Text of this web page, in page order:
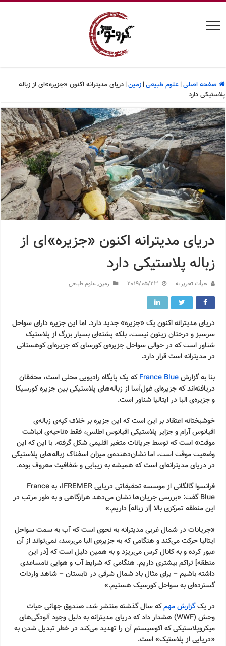
صفحه اصلی| علوم طبیعی| زمین| دریای مدیترانه اکنون «جزیره»ای از زباله
پلاستیکی دارد
دریای مدیترانه اکنون «جزیره»ای از
زباله پلاستیکی دارد
هیأت تحریریه 2019/05/23 زمین,علوم طبیعی
دریای مدیترانه اکنون یک «جزیره» جدید دارد. اما این جزیره دارای سواحل
سرسبز و درختان زیتون نیست، بلکه پشته‌ای بسیار بزرگ از پلاستیک
شناور است که در حوالی سواحل جزیره‌ی کورسای که جزیره‌ای کوهستانی
در مدیترانه است قرار دارد.
بنا به گزارشFrance Blueکه یک پایگاه رادیویی محلی است، محققان
دریافته‌اند که جزیره‌ای غول‌آسا از زباله‌های پلاستیکی بین جزیره کورسیکا
و جزیره‌ی البا در ایتالیا شناور است.
خوشبختانه اعتقاد بر این است که این جزیره بر خلاف کپه‌ی زباله‌ی
اقیانوس آرام و جزایر پلاستیكی اقیانوس اطلس، فقط «ناحیه‌ی انباشت
موقت» است كه توسط جریانات متغیر اقلیمی شکل گرفته. با این که این
وضعیت موقت است، اما نشان‌دهنده‌ی میزان اسفناک زباله‌های پلاستیکی
در دریای مدیترانه‌ای است که همیشه به زیبایی و شفافیت معروف بوده.
فرانسوا گالگانی از موسسه تحقیقاتی دریایی IFREMER، به France
Blue گفت: «بررسی جریان‌ها نشان می‌دهد هرازگاهی و به طور مرتب در
این منطقه تمرکزی بالا [از زباله] داریم.»
«جریانات در شمال غربی مدیترانه به نحوی است که آب به سمت سواحل
ایتالیا حرکت می‌کند و هنگامی که به جزیره‌ی البا می‌رسد، نمی‌تواند از آن
عبور کرده و به کانال کرس می‌ریزد و به همین دلیل است که [در این
منطقه] تراکم بیشتری داریم. هنگامی که شرایط آب و هوایی نامساعدی
داشته باشیم – برای مثال باد شمال شرقی در تابستان – شاهد واردات
گسترده‌ای به سواحل کورسیک هستیم.»
در یکگزارش مهمکه سال گذشته منتشر شد، صندوق جهانی حیات
وحش (WWF) هشدار داد که دریای مدیترانه به دلیل وجود آلودگی‌های
میکروپلاستیکی که اکوسیستم آن را تهدید می‌کند در خطر تبدیل شدن به
«دریایی از پلاستیک» است.